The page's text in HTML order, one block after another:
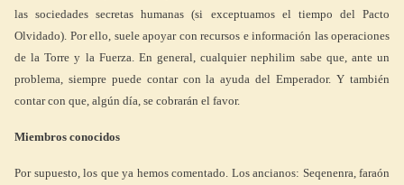
las sociedades secretas humanas (si exceptuamos el tiempo del Pacto
Olvidado). Por ello, suele apoyar con recursos e información las operaciones
de la Torre y la Fuerza. En general, cualquier nephilim sabe que, ante un
problema, siempre puede contar con la ayuda del Emperador. Y también
contar con que, algún día, se cobrarán el favor.
Miembros conocidos
Por supuesto, los que ya hemos comentado. Los ancianos: Seqenenra, faraón